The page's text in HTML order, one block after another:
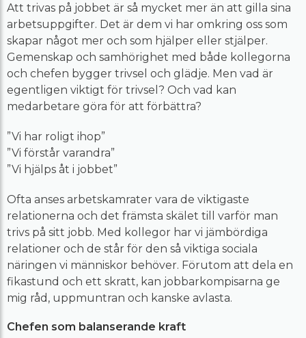
Att trivas på jobbet är så mycket mer än att gilla sina
arbetsuppgifter. Det är dem vi har omkring oss som
skapar något mer och som hjälper eller stjälper.
Gemenskap och samhörighet med både kollegorna
och chefen bygger trivsel och glädje. Men vad är
egentligen viktigt för trivsel? Och vad kan
medarbetare göra för att förbättra?
”Vi har roligt ihop”
”Vi förstår varandra”
”Vi hjälps åt i jobbet”
Ofta anses arbetskamrater vara de viktigaste
relationerna och det främsta skälet till varför man
trivs på sitt jobb. Med kollegor har vi jämbördiga
relationer och de står för den så viktiga sociala
näringen vi människor behöver. Förutom att dela en
fikastund och ett skratt, kan jobbarkompisarna ge
mig råd, uppmuntran och kanske avlasta.
Chefen som balanserande kraft